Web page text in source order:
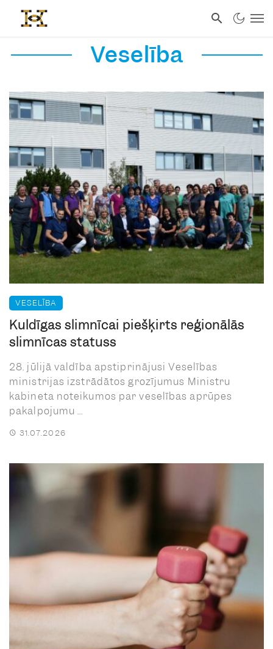
Veselība
VESELĪBA
Kuldīgas slimnīcai piešķirts reģionālās
slimnīcas statuss
28. jūlijā valdība apstiprinājusi Veselības
ministrijas izstrādātos grozījumus Ministru
kabineta noteikumos par veselības aprūpes
pakalpojumu ...
31.07.2026